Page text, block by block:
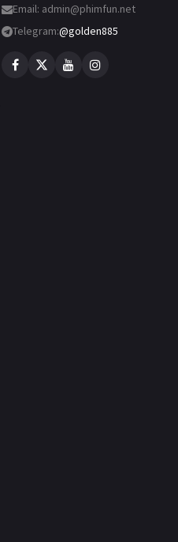
Email: admin@phimfun.net
Telegram:@golden885